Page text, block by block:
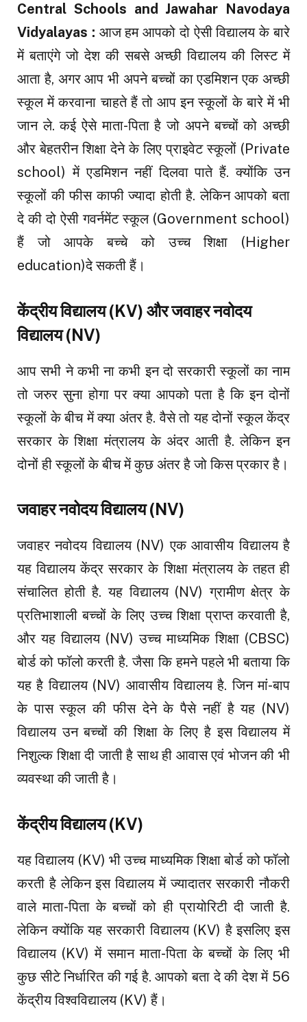
Central Schools and Jawahar Navodaya
Vidyalayas : आज हम आपको दो ऐसी विद्यालय के बारे
में बताएंगे जो देश की सबसे अच्छी विद्यालय की लिस्ट में
आता है, अगर आप भी अपने बच्चों का एडमिशन एक अच्छी
स्कूल में करवाना चाहते हैं तो आप इन स्कूलों के बारे में भी
जान ले. कई ऐसे माता-पिता है जो अपने बच्चों को अच्छी
और बेहतरीन शिक्षा देने के लिए प्राइवेट स्कूलों (Private
school) में एडमिशन नहीं दिलवा पाते हैं. क्योंकि उन
स्कूलों की फीस काफी ज्यादा होती है. लेकिन आपको बता
दे की दो ऐसी गवर्नमेंट स्कूल (Government school)
हैं जो आपके बच्चे को उच्च शिक्षा (Higher
education)दे सकती हैं।
केंद्रीय विद्यालय (KV) और जवाहर नवोदय
विद्यालय (NV)
आप सभी ने कभी ना कभी इन दो सरकारी स्कूलों का नाम
तो जरुर सुना होगा पर क्या आपको पता है कि इन दोनों
स्कूलों के बीच में क्या अंतर है. वैसे तो यह दोनों स्कूल केंद्र
सरकार के शिक्षा मंत्रालय के अंदर आती है. लेकिन इन
दोनों ही स्कूलों के बीच में कुछ अंतर है जो किस प्रकार है।
जवाहर नवोदय विद्यालय (NV)
जवाहर नवोदय विद्यालय (NV) एक आवासीय विद्यालय है
यह विद्यालय केंद्र सरकार के शिक्षा मंत्रालय के तहत ही
संचालित होती है. यह विद्यालय (NV) ग्रामीण क्षेत्र के
प्रतिभाशाली बच्चों के लिए उच्च शिक्षा प्राप्त करवाती है,
और यह विद्यालय (NV) उच्च माध्यमिक शिक्षा (CBSC)
बोर्ड को फॉलो करती है. जैसा कि हमने पहले भी बताया कि
यह है विद्यालय (NV) आवासीय विद्यालय है. जिन मां-बाप
के पास स्कूल की फीस देने के पैसे नहीं है यह (NV)
विद्यालय उन बच्चों की शिक्षा के लिए है इस विद्यालय में
निशुल्क शिक्षा दी जाती है साथ ही आवास एवं भोजन की भी
व्यवस्था की जाती है।
केंद्रीय विद्यालय (KV)
यह विद्यालय (KV) भी उच्च माध्यमिक शिक्षा बोर्ड को फॉलो
करती है लेकिन इस विद्यालय में ज्यादातर सरकारी नौकरी
वाले माता-पिता के बच्चों को ही प्रायोरिटी दी जाती है.
लेकिन क्योंकि यह सरकारी विद्यालय (KV) है इसलिए इस
विद्यालय (KV) में समान माता-पिता के बच्चों के लिए भी
कुछ सीटे निर्धारित की गई है. आपको बता दे की देश में 56
केंद्रीय विश्वविद्यालय (KV) हैं।